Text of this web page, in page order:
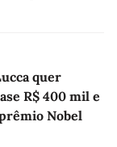
quer
R$ 400 mil e
Nobel